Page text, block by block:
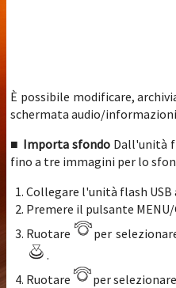
È possibile modificare,
schermata audio/
■ Importa sfondo Dall'unità
fino a tre immagini per lo
Collegare l'unità flash USB
Premere il pulsante MENU/
Ruotare
per
.
Ruotare
per